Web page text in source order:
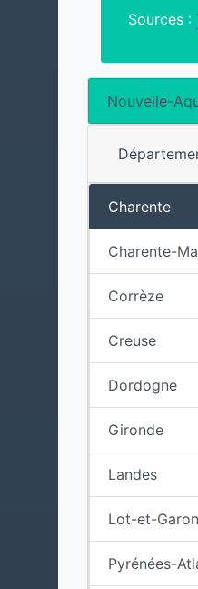
Sources :
Nouvelle-
Charente
Charente-
Corrèze
Creuse
Dordogne
Gironde
Landes
Lot-et-
Pyrénées-